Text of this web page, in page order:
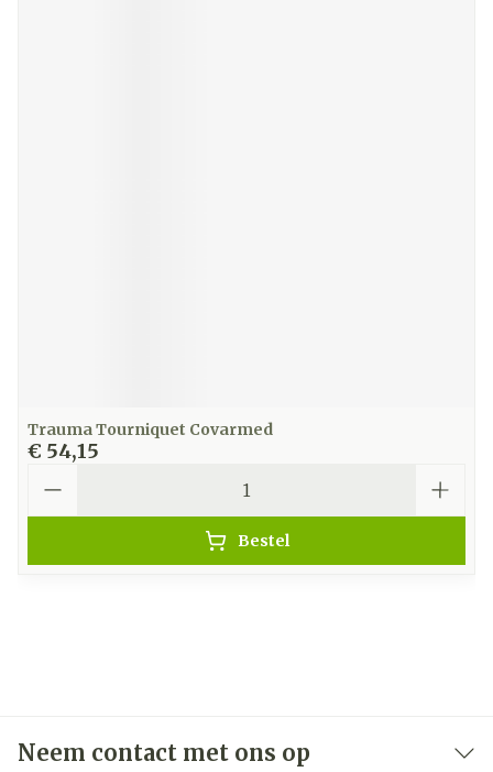
Trauma Tourniquet Covarmed
€ 54,15
Bestel
Neem contact met ons op